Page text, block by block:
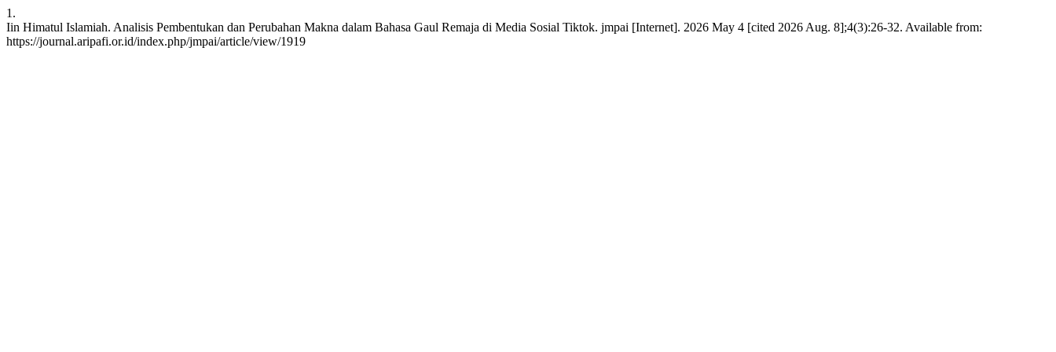
1.
Iin Himatul Islamiah. Analisis Pembentukan dan Perubahan Makna dalam Bahasa Gaul Remaja di Media Sosial Tiktok. jmpai [Internet]. 2026 May 4 [cited 2026 Aug. 8];4(3):26-32. Available from:
https://journal.aripafi.or.id/index.php/jmpai/article/view/1919